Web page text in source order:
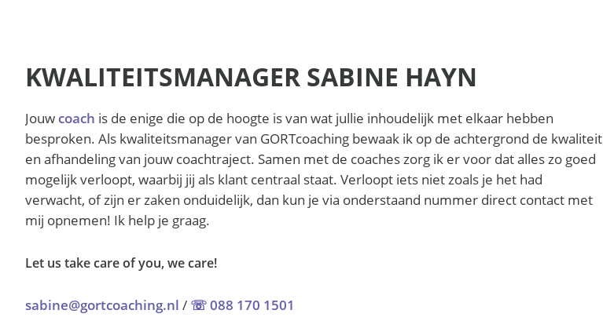
KWALITEITSMANAGER SABINE HAYN
Jouw coach is de enige die op de hoogte is van wat jullie inhoudelijk met elkaar hebben
besproken. Als kwaliteitsmanager van GORTcoaching bewaak ik op de achtergrond de kwaliteit
en afhandeling van jouw coachtraject. Samen met de coaches zorg ik er voor dat alles zo goed
mogelijk verloopt, waarbij jij als klant centraal staat. Verloopt iets niet zoals je het had
verwacht, of zijn er zaken onduidelijk, dan kun je via onderstaand nummer direct contact met
mij opnemen! Ik help je graag.
Let us take care of you, we care!
sabine@gortcoaching.nl / ☏ 088 170 1501